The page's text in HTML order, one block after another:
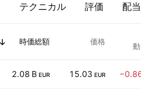
テクニカル 評価 配当
時価総額 価格
2.08 B EUR 15.03 EUR